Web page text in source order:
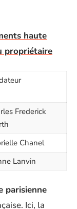
haute
propriétaire
Frederick
Chanel
Lanvin
parisienne
Ici, la